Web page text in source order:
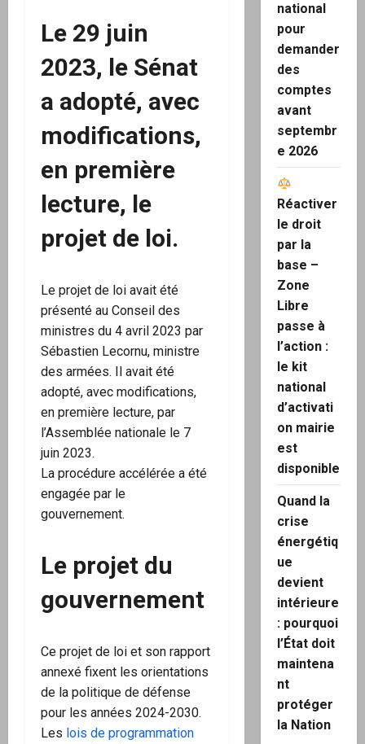
Le 29 juin
2023, le Sénat
a adopté, avec
modifications,
en première
lecture, le
projet de loi.
Le projet de loi avait été
présenté au Conseil des
ministres du 4 avril 2023 par
Sébastien Lecornu, ministre
des armées. Il avait été
adopté, avec modifications,
en première lecture, par
l’Assemblée nationale le 7
juin 2023.
La procédure accélérée a été
engagée par le
gouvernement.
Le projet du
gouvernement
Ce projet de loi et son rapport
annexé fixent les orientations
de la politique de défense
pour les années 2024-2030.
Les lois de programmation
national
pour
demander
des
comptes
avant
septembr
e 2026
Réactiver
le droit
par la
base –
Zone
Libre
passe à
l’action :
le kit
national
d’activati
on mairie
est
disponible
Quand la
crise
énergétiq
ue
devient
intérieure
: pourquoi
l’État doit
maintena
nt
protéger
la Nation